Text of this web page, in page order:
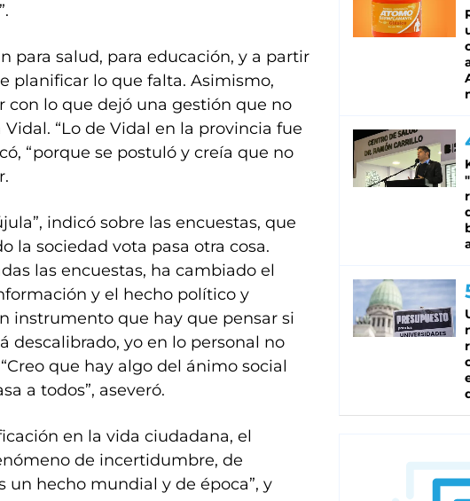
para salud, para educación, y a partir
planificar lo que falta. Asimismo,
con lo que dejó una gestión que no
“Lo de Vidal en la provincia fue
“porque se postuló y creía que no
indicó sobre las encuestas, que
la sociedad vota pasa otra cosa.
las encuestas, ha cambiado el
y el hecho político y
instrumento que hay que pensar si
descalibrado, yo en lo personal no
que hay algo del ánimo social
a todos”, aseveró.
en la vida ciudadana, el
de incertidumbre, de
un hecho mundial y de época”, y